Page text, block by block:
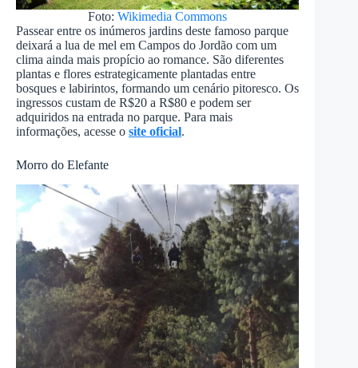
Foto:Wikimedia Commons
Passear entre os inúmeros jardins deste famoso parque
deixará a lua de mel em Campos do Jordão com um
clima ainda mais propício ao romance. São diferentes
plantas e flores estrategicamente plantadas entre
bosques e labirintos, formando um cenário pitoresco. Os
ingressos custam de R$20 a R$80 e podem ser
adquiridos na entrada no parque. Para mais
informações, acesse o site oficial.
Morro do Elefante